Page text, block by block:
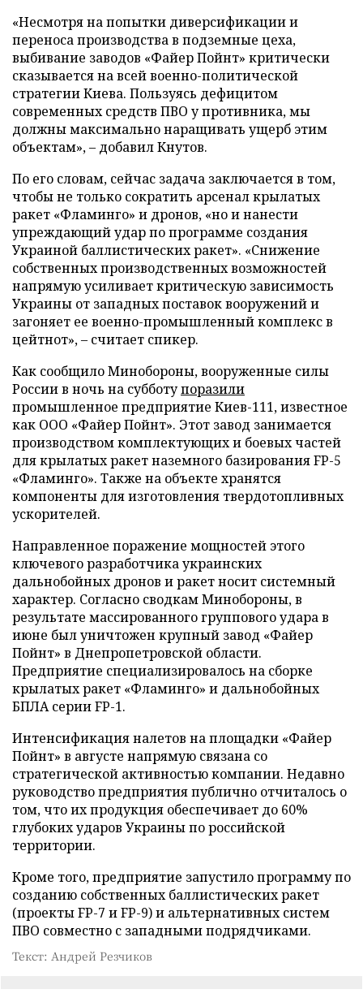
«Несмотря на попытки диверсификации и
переноса производства в подземные цеха,
выбивание заводов «Файер Пойнт» критически
сказывается на всей военно-политической
стратегии Киева. Пользуясь дефицитом
современных средств ПВО у противника, мы
должны максимально наращивать ущерб этим
объектам», – добавил Кнутов.
По его словам, сейчас задача заключается в том,
чтобы не только сократить арсенал крылатых
ракет «Фламинго» и дронов, «но и нанести
упреждающий удар по программе создания
Украиной баллистических ракет». «Снижение
собственных производственных возможностей
напрямую усиливает критическую зависимость
Украины от западных поставок вооружений и
загоняет ее военно-промышленный комплекс в
цейтнот», – считает спикер.
Как сообщило Минобороны, вооруженные силы
России в ночь на субботупоразили
промышленное предприятие Киев-111, известное
как ООО «Файер Пойнт». Этот завод занимается
производством комплектующих и боевых частей
для крылатых ракет наземного базирования FP-5
«Фламинго». Также на объекте хранятся
компоненты для изготовления твердотопливных
ускорителей.
Направленное поражение мощностей этого
ключевого разработчика украинских
дальнобойных дронов и ракет носит системный
характер. Согласно сводкам Минобороны, в
результате массированного группового удара в
июне был уничтожен крупный завод «Файер
Пойнт» в Днепропетровской области.
Предприятие специализировалось на сборке
крылатых ракет «Фламинго» и дальнобойных
БПЛА серии FP-1.
Интенсификация налетов на площадки «Файер
Пойнт» в августе напрямую связана со
стратегической активностью компании. Недавно
руководство предприятия публично отчиталось о
том, что их продукция обеспечивает до 60%
глубоких ударов Украины по российской
территории.
Кроме того, предприятие запустило программу по
созданию собственных баллистических ракет
(проекты FP-7 и FP-9) и альтернативных систем
ПВО совместно с западными подрядчиками.
Текст: Андрей Резчиков